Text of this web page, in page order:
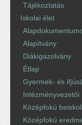
Tájékoztatás
Iskolai élet
Alapítvány
Diákigazolvány
Étlap
Gyermek- és
Középfokú
Középfokú